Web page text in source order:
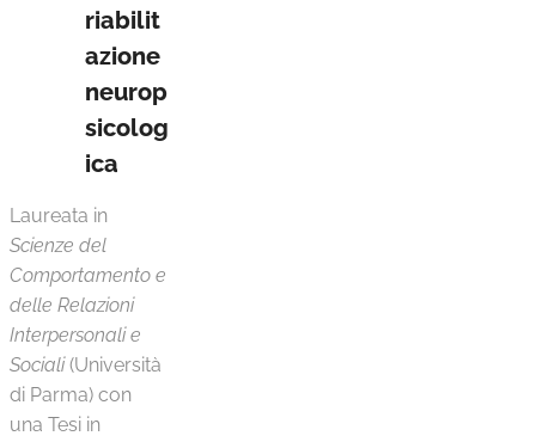
riabilit
azione
neurop
sicolog
ica
Laureata in
Scienze del
Comportamento e
delle Relazioni
Interpersonali e
Sociali(Università
di Parma) con
una Tesi in